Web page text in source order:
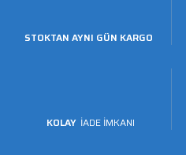
STOKTAN AYNI GÜN KARGO
KOLAY İADE İMKANI